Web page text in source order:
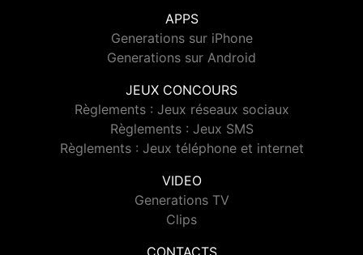
APPS
Generations sur iPhone
Generations sur Android
JEUX CONCOURS
Règlements : Jeux réseaux sociaux
Règlements : Jeux SMS
Règlements : Jeux téléphone et internet
VIDEO
Generations TV
Clips